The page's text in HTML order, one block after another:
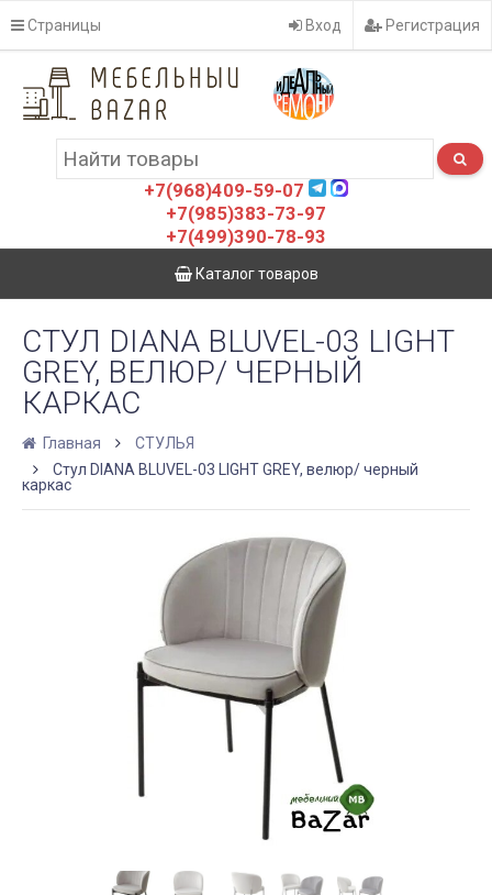
Страницы Вход Регистрация
+7(968)409-59-07
+7(985)383-73-97
+7(499)390-78-93
Каталог товаров
СТУЛ DIANA BLUVEL-03 LIGHT
GREY, ВЕЛЮР/ ЧЕРНЫЙ
КАРКАС
Главная
СТУЛЬЯ
Стул DIANA BLUVEL-03 LIGHT GREY, велюр/ черный
каркас